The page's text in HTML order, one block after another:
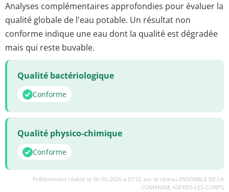
Analyses complémentaires approfondies pour évaluer la
qualité globale de l'eau potable. Un résultat non
conforme indique une eau dont la qualité est dégradée
mais qui reste buvable.
Qualité bactériologique
Conforme
Qualité physico-chimique
Conforme
Prélèvement réalisé le 06-05-2026 à 07:52 sur le réseau ENSEMBLE DE LA
COMMUNE ASPRES-LES-CORPS